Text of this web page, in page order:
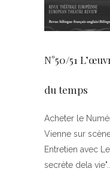
N°50/51
du temps
Acheter le
Vienne sur
Entretien avec
secrète dela vie"